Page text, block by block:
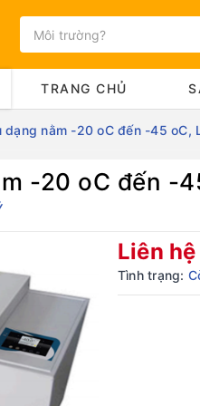
TRANG CHỦ
dạng nằm -20 oC đến -45 oC,
-20 oC đến -
Liên hệ
Tình trạng: